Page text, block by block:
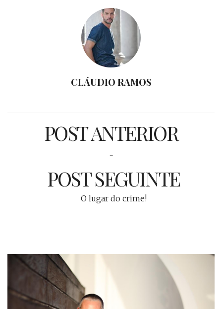
CLÁUDIO RAMOS
POST ANTERIOR
...
POST SEGUINTE
O lugar do crime!